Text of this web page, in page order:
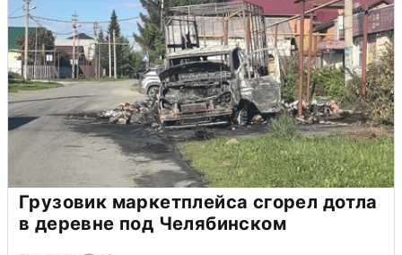
Грузовик маркетплейса сгорел дотла
в деревне под Челябинском